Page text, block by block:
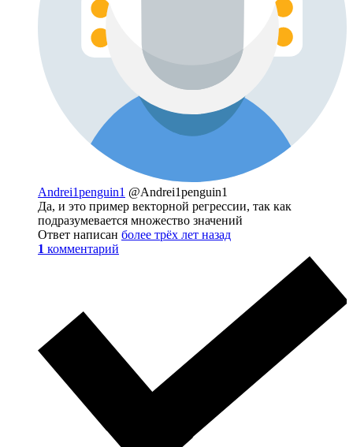
Andrei1penguin1 @Andrei1penguin1
Да, и это пример векторной регрессии, так как
подразумевается множество значений
Ответ написан более трёх лет назад
1 комментарий